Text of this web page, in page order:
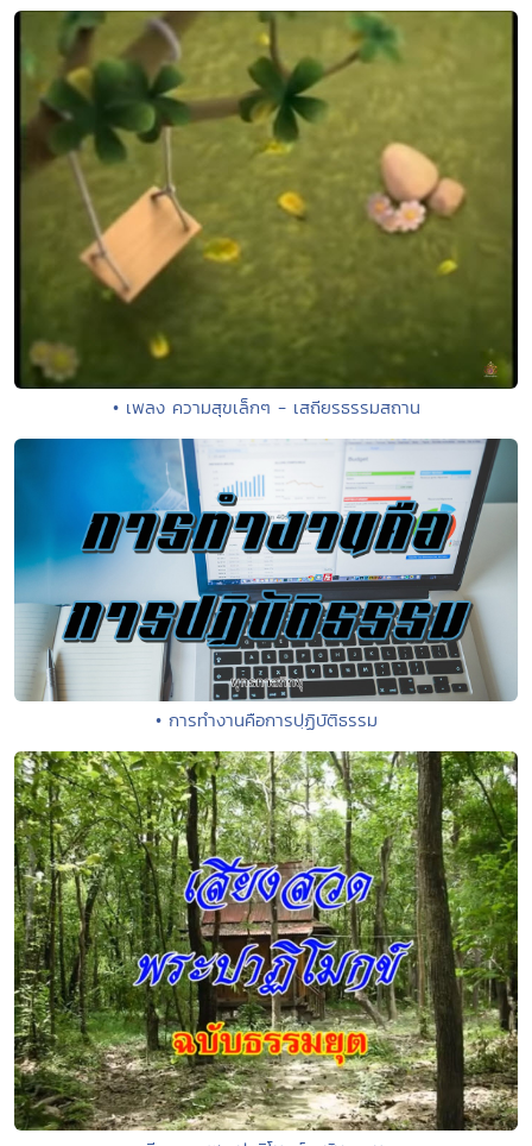
• เพลง ความสุขเล็กๆ - เสถียรธรรมสถาน
• การทำงานคือการปฺฏิบัติธรรม